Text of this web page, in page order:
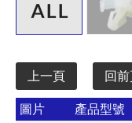
上一頁 回
圖片 產品型號